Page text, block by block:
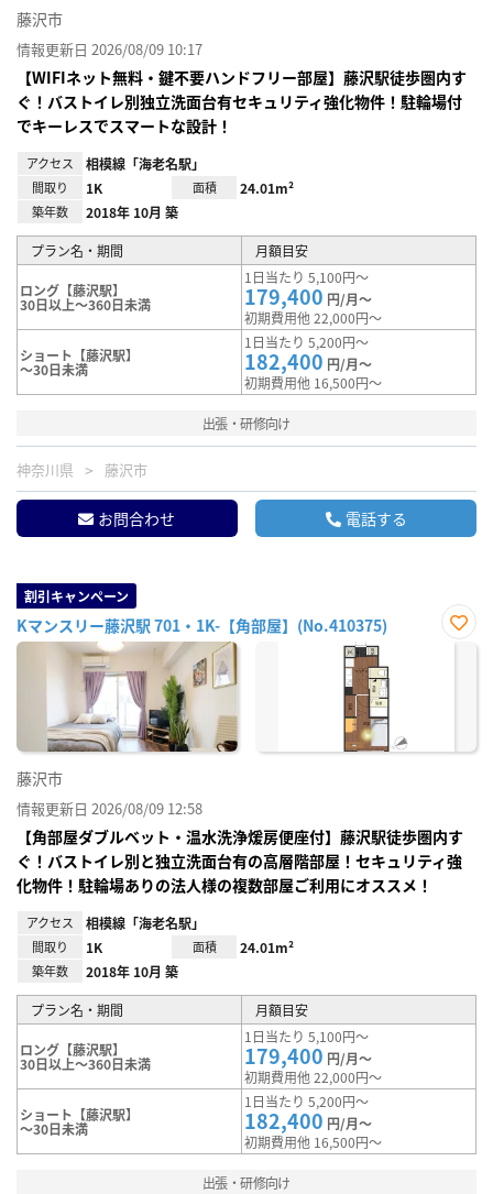
藤沢市
情報更新日 2026/08/09 10:17
【WIFIネット無料・鍵不要ハンドフリー部屋】藤沢駅徒歩圏内す
ぐ！バストイレ別独立洗面台有セキュリティ強化物件！駐輪場付
でキーレスでスマートな設計！
アクセス 相模線「海老名駅」
間取り 1K 面積 24.01m²
築年数 2018年 10月 築
プラン名・期間 月額目安
ロング【藤沢駅】
30日以上～360日未満
1日当たり 5,100円～
179,400 円/月～
初期費用他 22,000円～
ショート【藤沢駅】
～30日未満
1日当たり 5,200円～
182,400 円/月～
初期費用他 16,500円～
出張・研修向け
神奈川県 藤沢市
お問合わせ 電話する
割引キャンペーン
Kマンスリー藤沢駅 701・1K-【角部屋】(No.410375)
お気
藤沢市
情報更新日 2026/08/09 12:58
【角部屋ダブルベット・温水洗浄煖房便座付】藤沢駅徒歩圏内す
ぐ！バストイレ別と独立洗面台有の高層階部屋！セキュリティ強
化物件！駐輪場ありの法人様の複数部屋ご利用にオススメ！
アクセス 相模線「海老名駅」
間取り 1K 面積 24.01m²
築年数 2018年 10月 築
プラン名・期間 月額目安
ロング【藤沢駅】
30日以上～360日未満
1日当たり 5,100円～
179,400 円/月～
初期費用他 22,000円～
ショート【藤沢駅】
～30日未満
1日当たり 5,200円～
182,400 円/月～
初期費用他 16,500円～
出張・研修向け